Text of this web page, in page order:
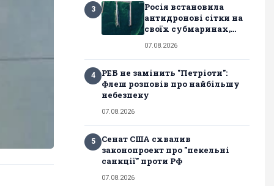
3
Росія встановила
антидронові сітки на
своїх субмаринах,...
07.08.2026
4
РЕБ не замінить "Петріоти":
Флеш розповів про найбільшу
небезпеку
07.08.2026
5
Сенат США схвалив
законопроект про "пекельні
санкції" проти РФ
07.08.2026